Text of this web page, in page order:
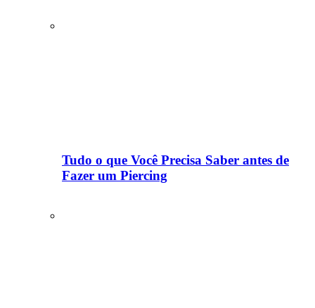
Tudo o que Você Precisa Saber antes de
Fazer um Piercing